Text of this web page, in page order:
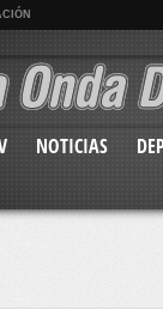
NOTICIAS